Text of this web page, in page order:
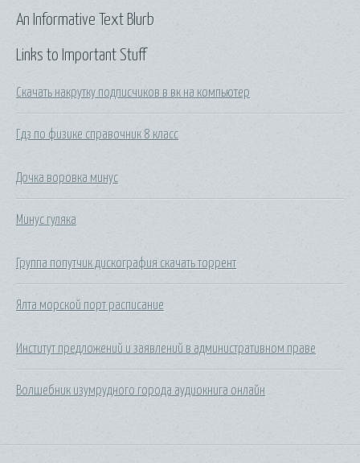
Links to Important Stuff
Скачать накрутку подписчиков в вк на компьютер
Гдз по физике справочник 8 класс
Дочка воровка минус
Минус гуляка
Группа попутчик дискография скачать торрент
Ялта морской порт расписание
Институт предложений и заявлений в административном праве
Волшебник изумрудного города аудиокнига онлайн
An Informative Text Blurb